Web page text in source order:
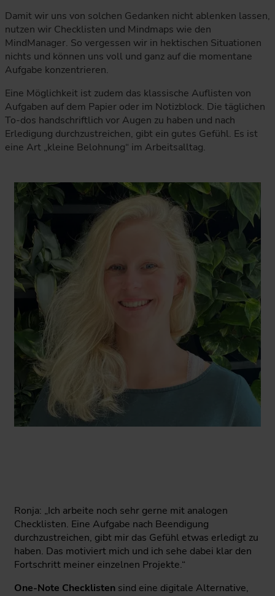
Damit wir uns von solchen Gedanken nicht ablenken lassen,
nutzen wir Checklisten und Mindmaps wie den
MindManager. So vergessen wir in hektischen Situationen
nichts und können uns voll und ganz auf die momentane
Aufgabe konzentrieren.
Eine Möglichkeit ist zudem das klassische Auflisten von
Aufgaben auf dem Papier oder im Notizblock. Die täglichen
To-dos handschriftlich vor Augen zu haben und nach
Erledigung durchzustreichen, gibt ein gutes Gefühl. Es ist
eine Art „kleine Belohnung“ im Arbeitsalltag.
Ronja: „Ich arbeite noch sehr gerne mit analogen
Checklisten. Eine Aufgabe nach Beendigung
durchzustreichen, gibt mir das Gefühl etwas erledigt zu
haben. Das motiviert mich und ich sehe dabei klar den
Fortschritt meiner einzelnen Projekte.“
One-Note Checklisten sind eine digitale Alternative,